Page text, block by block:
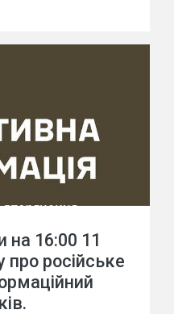
на 16:00 11
про російське